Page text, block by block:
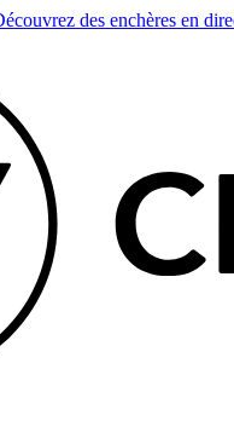
des enchères en